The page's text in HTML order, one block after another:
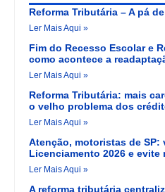
Reforma Tributária – A pá
Ler Mais Aqui »
Fim do Recesso Escolar e
como acontece a
Ler Mais Aqui »
Reforma Tributária: mais
o velho problema dos
Ler Mais Aqui »
Atenção, motoristas de SP:
Licenciamento 2026 e evite
Ler Mais Aqui »
A reforma tributária